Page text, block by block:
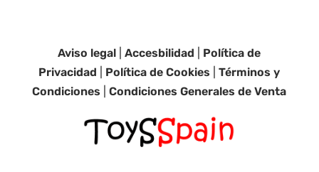
Aviso legal |Accesbilidad
Política de
Privacidad
Política de Cookies |Términos y
Condiciones |Condiciones Generales de Venta